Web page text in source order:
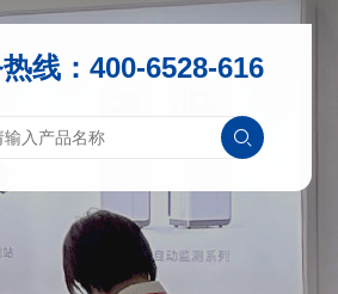
线：400-6528-616